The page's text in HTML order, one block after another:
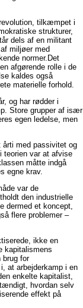
tilkæmpet i
strukturer,
dels af en militant
miljøer med
normer.Det
afgørende rolle i de
kaldes også
materielle forhold.
og har rødder i
Store grupper af især
egen ledelse, men
årti med passivitet og
teorien var at afvise
måtte indgå
egne krav.
var de
den industrielle
dermed et koncept,
flere problemer –
ikke en
kapitalismens
brug for
at arbejderkamp i en
enkelte kapitalist,
hvordan selv
effekt på